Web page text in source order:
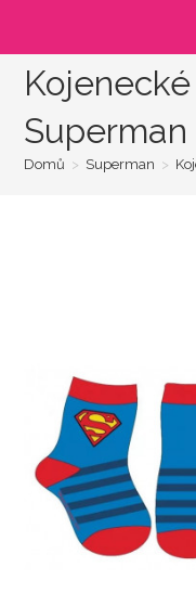
Domů > Superman >